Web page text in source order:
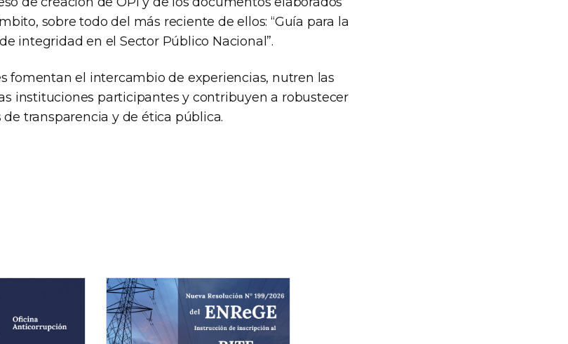
sobre todo del más reciente de ellos: “Guía para la
integridad en el Sector Público Nacional”.
fomentan el intercambio de experiencias, nutren las
instituciones participantes y contribuyen a robustecer
transparencia y de ética pública.